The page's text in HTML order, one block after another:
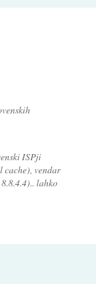
ISPji
cache), vendar
lahko